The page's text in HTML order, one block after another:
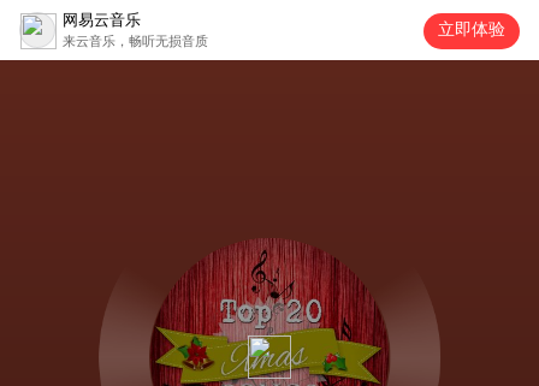
网易云音乐
来云音乐，畅听无损音质
立即体验